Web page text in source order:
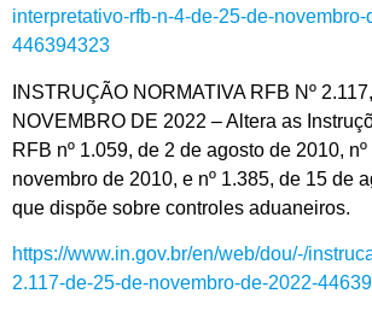
interpretativo-rfb-n-4-de-25-de-novembro-
446394323
INSTRUÇÃO NORMATIVA RFB Nº
NOVEMBRO DE 2022 – Altera as
RFB nº 1.059, de 2 de agosto de 2010,
novembro de 2010, e nº 1.385, de 15 de
que dispõe sobre controles aduaneiros.
https://www.in.gov.br/en/web/dou/-/
2.117-de-25-de-novembro-de-2022-